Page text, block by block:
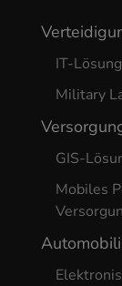
IT-
Military
GIS-
Mobiles